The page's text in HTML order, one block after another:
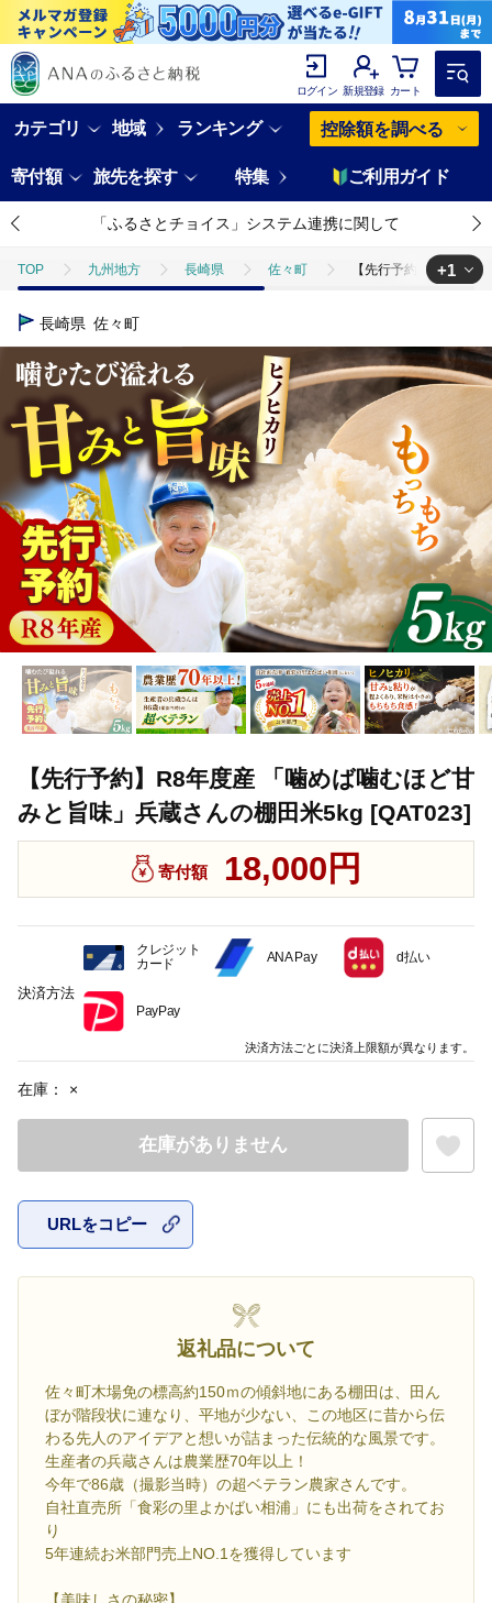
ログイン 新規登録 カート
カテゴリ 地域 ランキング 控除額を調べる
寄付額 旅先を探す 特集 ご利用ガイド
「ふるさとチョイス」システム連携に関して
TOP 九州地方 長崎県 佐々町 【先行予約】R8年度
TOP
+1
長崎県 佐々町
【先行予約】R8年度産 「噛めば噛むほど甘
みと旨味」兵蔵さんの棚田米5kg [QAT023]
寄付額 18,000円
在庫： ×
在庫がありません
URLをコピー
返礼品について
佐々町木場免の標高約150ｍの傾斜地にある棚田は、田ん
ぼが階段状に連なり、平地が少ない、この地区に昔から伝
わる先人のアイデアと想いが詰まった伝統的な風景です。
生産者の兵蔵さんは農業歴70年以上！
今年で86歳（撮影当時）の超ベテラン農家さんです。
自社直売所「食彩の里よかばい相浦」にも出荷をされてお
り
5年連続お米部門売上NO.1を獲得しています
【美味しさの秘密】
決済方法
クレジット
カード
ANA Pay d払い
PayPay
決済方法ごとに決済上限額が異なります。